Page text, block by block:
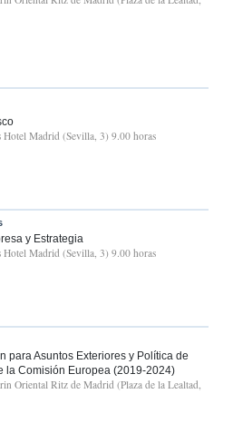
Hotel Madrid (Sevilla, 3) 9.00 horas
y Estrategia
Hotel Madrid (Sevilla, 3) 9.00 horas
para Asuntos Exteriores y Política de
la Comisión Europea (2019-2024)
Oriental Ritz de Madrid (Plaza de la Lealtad,